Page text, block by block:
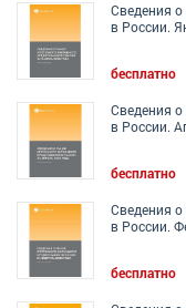
Сведения
в России.
бесплатно
Сведения
в России.
бесплатно
Сведения
в России.
бесплатно